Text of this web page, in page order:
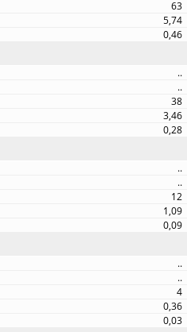
63
5,74
0,46
..
..
38
3,46
0,28
..
..
12
1,09
0,09
..
..
4
0,36
0,03